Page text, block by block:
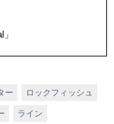
多くのヒット作を
ー ロックフィッシュ
ライン